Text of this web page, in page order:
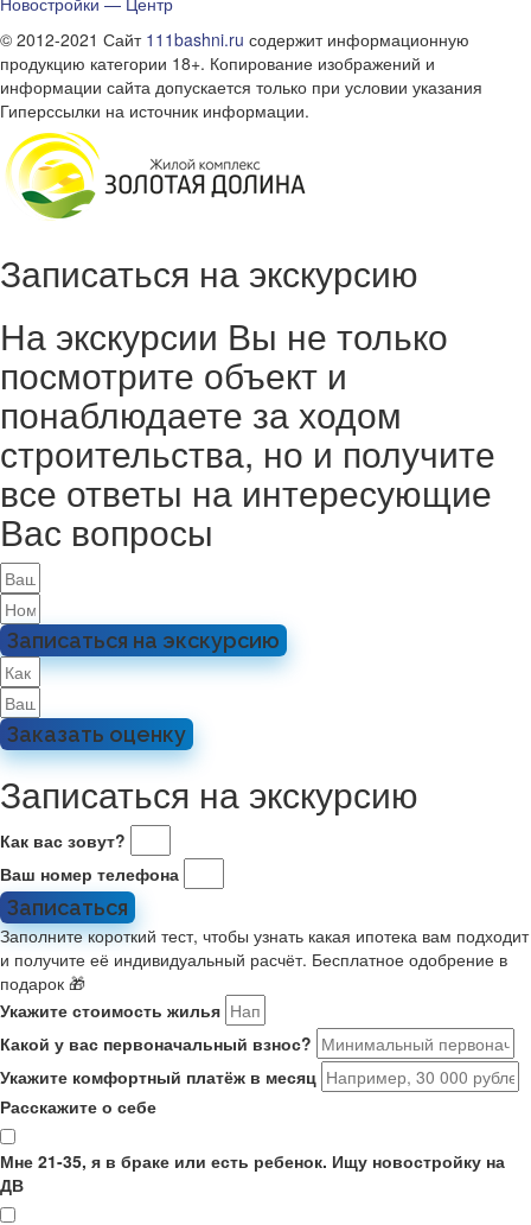
© 2012-2021 Сайт 111bashni.ru содержит информационную
продукцию категории 18+. Копирование изображений и
информации сайта допускается только при условии указания
Гиперссылки на источник информации.
Записаться на экскурсию
На экскурсии Вы не только
посмотрите объект и
понаблюдаете за ходом
строительства, но и получите
все ответы на интересующие
Вас вопросы
Записаться на экскурсию
Заказать оценку
Записаться на экскурсию
Как вас зовут?
Ваш номер телефона
Записаться
Заполните короткий тест, чтобы узнать какая ипотека вам подходит
и получите её индивидуальный расчёт. Бесплатное одобрение в
подарок 🎁
Укажите стоимость жилья
Какой у вас первоначальный взнос?
Укажите комфортный платёж в месяц
Расскажите о себе
Мне 21-35, я в браке или есть ребенок. Ищу новостройку на
ДВ